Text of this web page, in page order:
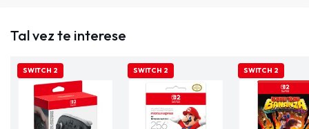
Tal vez te interese
SWITCH 2 SWITCH 2 SWITCH 2